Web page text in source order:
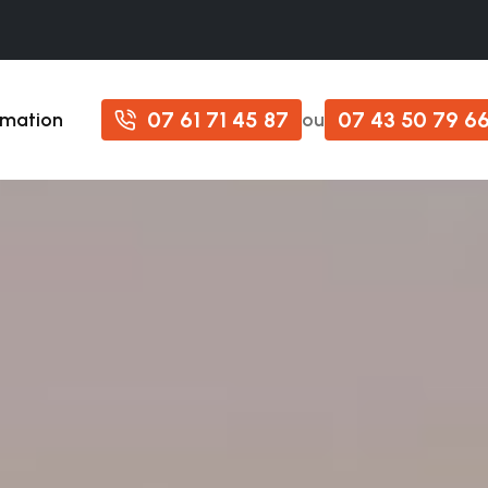
07 61 71 45 87 ou 07 43 50 79